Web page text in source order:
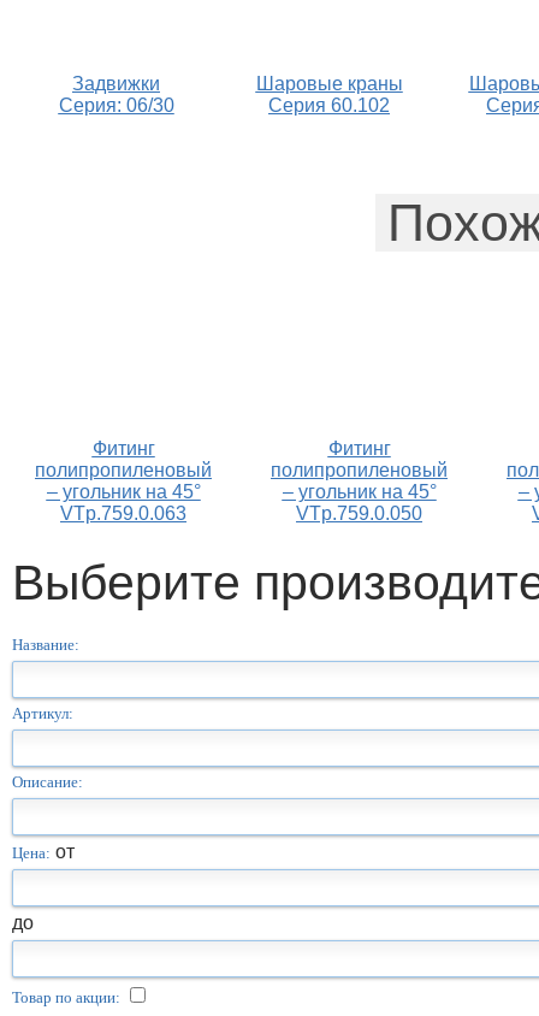
Выберите
Название:
Артикул:
Описание:
Цена: от
до
Товар по акции:
Задвижки
Серия: 06/30
Шаровые краны
Серия 60.102
Фитинг
полипропиленовый
– угольник на 45°
VTp.759.0.063
Фитинг
полипропиленовый
– угольник на 45°
VTp.759.0.050
–